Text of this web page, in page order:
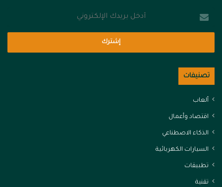
بريدك
الإلكتروني
تصنيفات
ألعاب
اقتصاد وأعمال
الذكاء الاصطناعي
السيارات الكهربائية
تطبيقات
تقنية